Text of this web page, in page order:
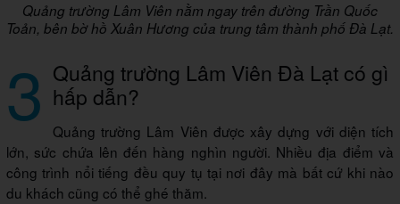
Quảng trường Lâm Viên nằm ngay trên đường Trần Quốc
Toản, bên bờ hồ Xuân Hương của trung tâm thành phố Đà Lạt.
3 Quảng trường Lâm Viên Đà Lạt có gì
hấp dẫn?
Quảng trường Lâm Viên được xây dựng với diện tích
lớn, sức chứa lên đến hàng nghìn người. Nhiều địa điểm và
công trình nổi tiếng đều quy tụ tại nơi đây mà bất cứ khi nào
du khách cũng có thể ghé thăm.